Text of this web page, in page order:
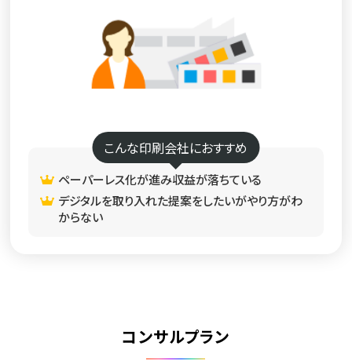
こんな印刷会社におすすめ
ペーパーレス化が進み収益が落ちている
デジタルを取り入れた提案をしたいがやり方がわ
からない
コンサルプラン